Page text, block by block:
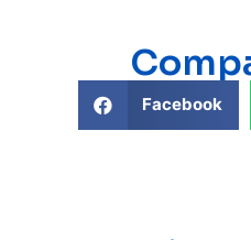
Facebook